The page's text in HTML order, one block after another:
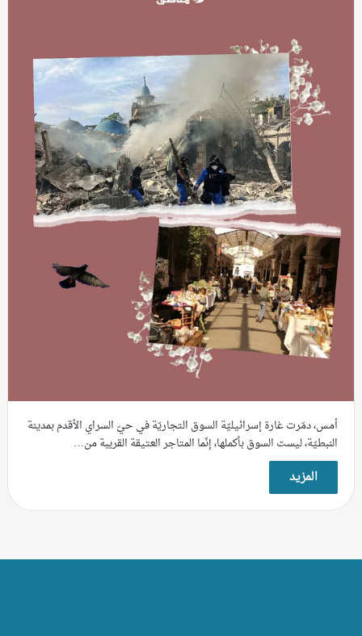
أمس، دمّرت غارة إسرائيليّة السوق التجاريّة في حيّ السراي الأقدم بمدينة
النبطيّة، ليست السوق بأكملها، إنّما المتاجر العتيقة القريبة من…
المزيد